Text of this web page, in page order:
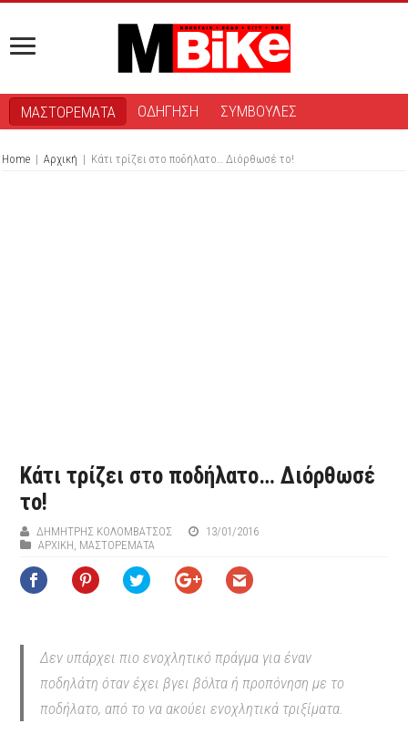
ΜΑΣΤΟΡΕΜΑΤΑ ΟΔΗΓΗΣΗ ΣΥΜΒΟΥΛΕΣ
Home | Αρχική | Κάτι τρίζει στο ποδήλατο… Διόρθωσέ το!
Κάτι τρίζει στο ποδήλατο… Διόρθωσέ
το!
ΔΗΜΉΤΡΗΣ ΚΟΛΟΜΒΆΤΣΟΣ
13/01/2016
ΑΡΧΙΚΉ, ΜΑΣΤΟΡΕΜΑΤΑ
Δεν υπάρχει πιο ενοχλητικό πράγμα για έναν
ποδηλάτη όταν έχει βγει βόλτα ή προπόνηση με το
ποδήλατο, από το να ακούει ενοχλητικά τριξίματα.